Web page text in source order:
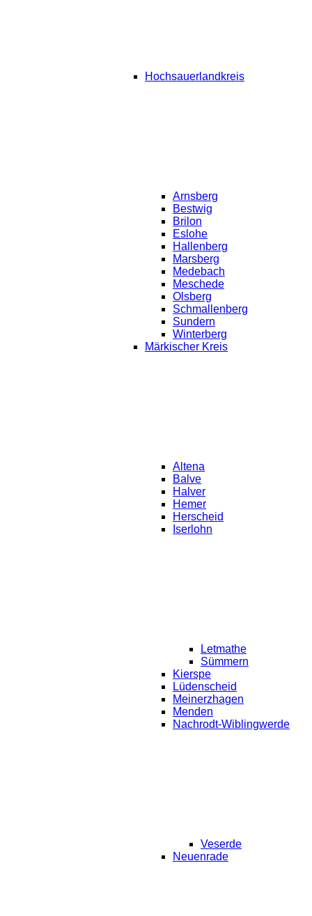
Hochsauerlandkreis
Arnsberg
Bestwig
Brilon
Eslohe
Hallenberg
Marsberg
Medebach
Meschede
Olsberg
Schmallenberg
Sundern
Winterberg
Märkischer Kreis
Altena
Balve
Halver
Hemer
Herscheid
Iserlohn
Letmathe
Sümmern
Kierspe
Lüdenscheid
Meinerzhagen
Menden
Nachrodt-Wiblingwerde
Veserde
Neuenrade